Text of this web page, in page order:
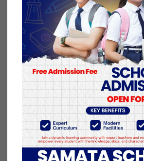
३. २०८० साल भदौ २३ र २४ गतेको
घटनाको जाँचबुझ गर्न गठित आयोगले पेश
उल्लेखित सुरक्षा संयन्त्रको हकमा अध्ययन
गठित अध्ययन समितिको कार्यअवधि
४. भूमि समस्या समाधान समितिको
बास्तोला (कास्की) तथा सदस्य पदमा
(काठमाडौँ), पद्मनीति सोती (लमजुङ)
(काठमाडौं) लाई नियुक्ति गर्ने।
१९ जेष्ठ २०८३, मंगलवार प्रकाशित